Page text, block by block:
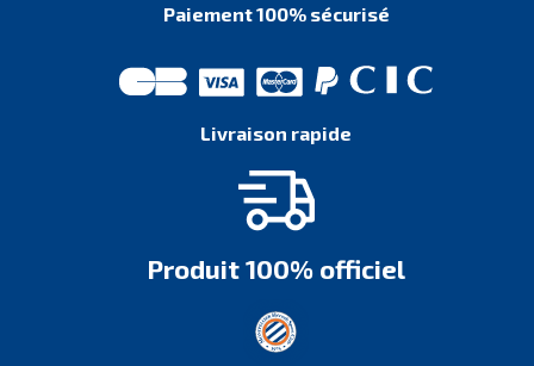
Paiement 100% sécurisé
Livraison rapide
Produit 100% officiel